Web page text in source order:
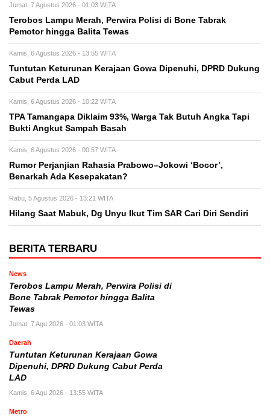
Jumat, 7 Agustus 2026 - 01:03 WITA
Terobos Lampu Merah, Perwira Polisi di Bone Tabrak
Pemotor hingga Balita Tewas
Kamis, 6 Agustus 2026 - 13:55 WITA
Tuntutan Keturunan Kerajaan Gowa Dipenuhi, DPRD Dukung
Cabut Perda LAD
Kamis, 6 Agustus 2026 - 10:22 WITA
TPA Tamangapa Diklaim 93%, Warga Tak Butuh Angka Tapi
Bukti Angkut Sampah Basah
Kamis, 6 Agustus 2026 - 00:57 WITA
Rumor Perjanjian Rahasia Prabowo–Jokowi ‘Bocor’,
Benarkah Ada Kesepakatan?
Rabu, 5 Agustus 2026 - 13:21 WITA
Hilang Saat Mabuk, Dg Unyu Ikut Tim SAR Cari Diri Sendiri
BERITA TERBARU
News
Terobos Lampu Merah, Perwira Polisi di
Bone Tabrak Pemotor hingga Balita
Tewas
Jumat, 7 Agu 2026 - 01:03 WITA
Daerah
Tuntutan Keturunan Kerajaan Gowa
Dipenuhi, DPRD Dukung Cabut Perda
LAD
Kamis, 6 Agu 2026 - 13:55 WITA
Metro